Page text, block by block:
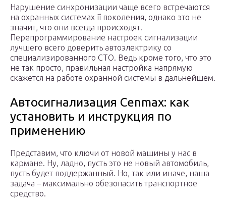
Нарушение синхронизации чаще всего встречаются
на охранных системах ïî поколения, однако это не
значит, что они всегда происходят.
Перепрограммирование настроек сигнализации
лучшего всего доверить автоэлектрику со
специализированного СТО. Ведь кроме того, что это
не так просто, правильная настройка напрямую
скажется на работе охранной системы в дальнейшем.
Автосигнализация Cenmax: как
установить и инструкция по
применению
Представим, что ключи от новой машины у нас в
кармане. Ну, ладно, пусть это не новый автомобиль,
пусть будет поддержанный. Но, так или иначе, наша
задача – максимально обезопасить транспортное
средство.